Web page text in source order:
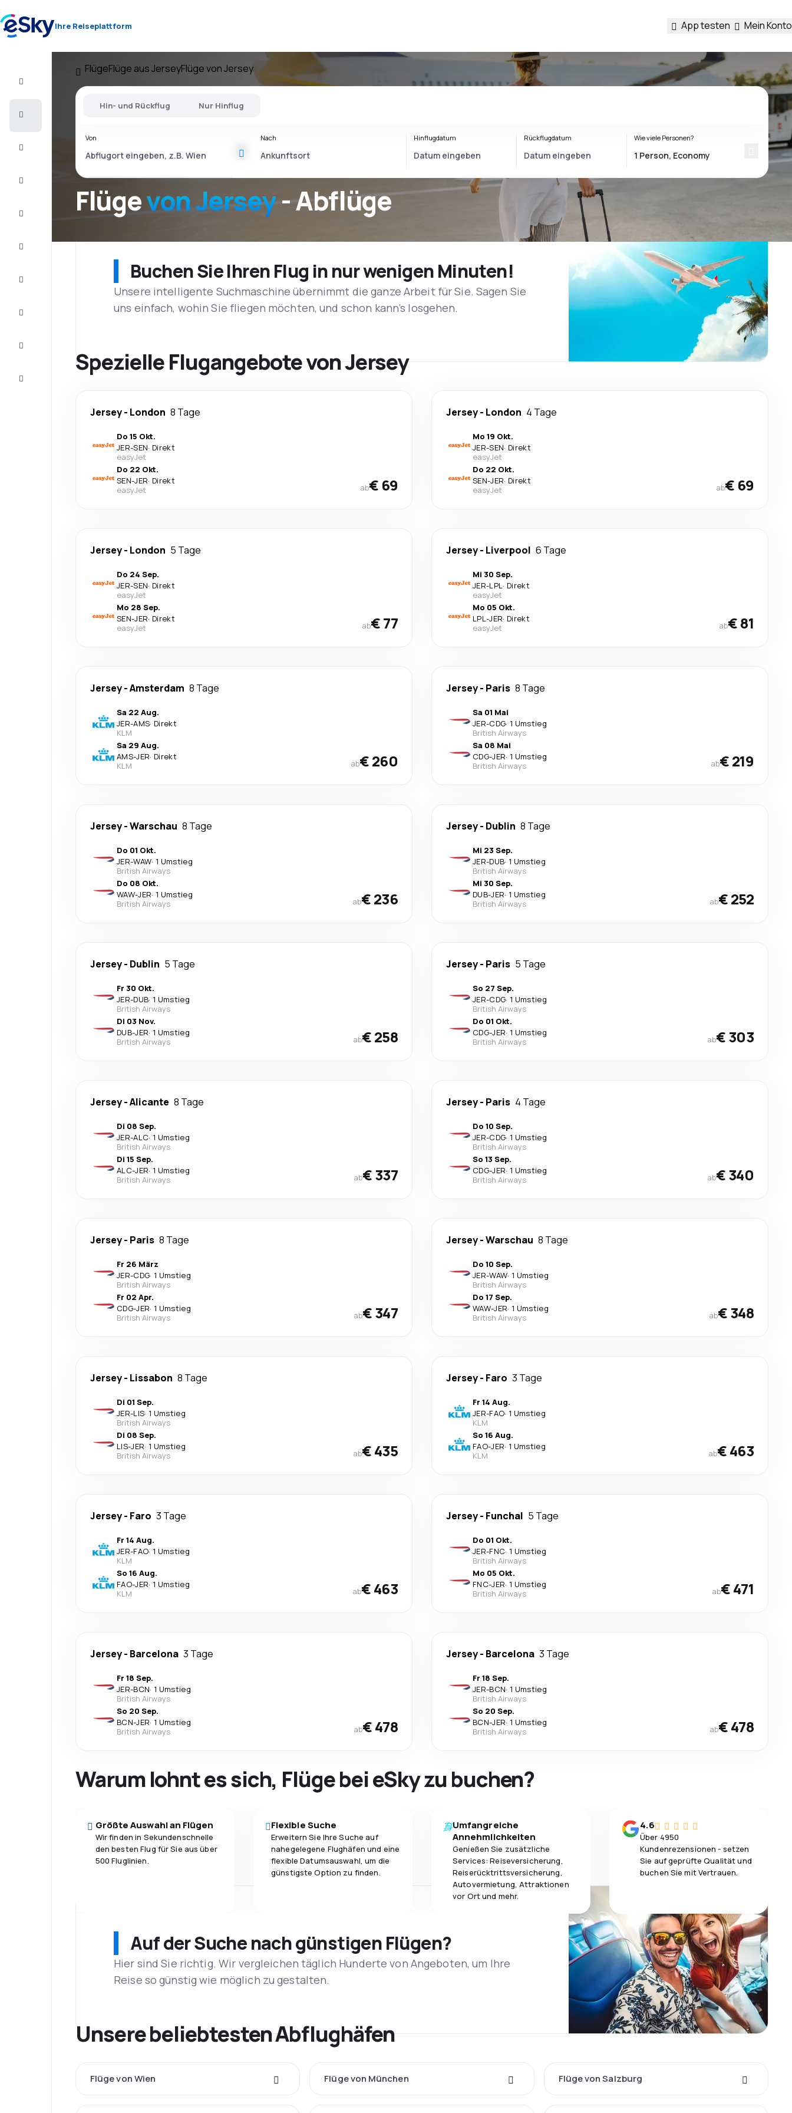
Ihre Reiseplattform App testen Mein Konto
FlügeFlüge aus JerseyFlüge von Jersey
Flügevon Jersey- Abflüge
Hin- und Rückflug Nur Hinflug
Von Nach Hinflugdatum Rückflugdatum Wie viele Personen?
Buchen Sie Ihren Flug in nur wenigen Minuten!
Unsere intelligente Suchmaschine übernimmt die ganze Arbeit für Sie. Sagen Sie
uns einfach, wohin Sie fliegen möchten, und schon kann’s losgehen.
Spezielle Flugangebote von Jersey
Jersey- London 8 Tage
Do 15 Okt.
JER-SEN· Direkt
easyJet
Do 22 Okt.
SEN-JER· Direkt
easyJet
ab€ 69
Jersey- London 4 Tage
Mo 19 Okt.
JER-SEN· Direkt
easyJet
Do 22 Okt.
SEN-JER· Direkt
easyJet
ab€ 69
Jersey- London 5 Tage
Do 24 Sep.
JER-SEN· Direkt
easyJet
Mo 28 Sep.
SEN-JER· Direkt
easyJet
ab€ 77
Jersey- Liverpool 6 Tage
Mi 30 Sep.
JER-LPL· Direkt
easyJet
Mo 05 Okt.
LPL-JER· Direkt
easyJet
ab€ 81
Jersey-Amsterdam 8 Tage
Sa 22 Aug.
JER-AMS· Direkt
KLM
Sa 29 Aug.
AMS-JER· Direkt
KLM
ab€ 260
Jersey- Paris 8 Tage
Sa 01 Mai
JER-CDG· 1 Umstieg
British Airways
Sa 08 Mai
CDG-JER· 1 Umstieg
British Airways
ab€ 219
Jersey-Warschau 8 Tage
Do 01 Okt.
JER-WAW· 1 Umstieg
British Airways
Do 08 Okt.
WAW-JER· 1 Umstieg
British Airways
ab€ 236
Jersey- Dublin 8 Tage
Mi 23 Sep.
JER-DUB· 1 Umstieg
British Airways
Mi 30 Sep.
DUB-JER· 1 Umstieg
British Airways
ab€ 252
Jersey- Dublin 5 Tage
Fr 30 Okt.
JER-DUB· 1 Umstieg
British Airways
Di 03 Nov.
DUB-JER· 1 Umstieg
British Airways
ab€ 258
Jersey- Paris 5 Tage
So 27 Sep.
JER-CDG· 1 Umstieg
British Airways
Do 01 Okt.
CDG-JER· 1 Umstieg
British Airways
ab€ 303
Jersey-Alicante 8 Tage
Di 08 Sep.
JER-ALC· 1 Umstieg
British Airways
Di 15 Sep.
ALC-JER· 1 Umstieg
British Airways
ab€ 337
Jersey- Paris 4 Tage
Do 10 Sep.
JER-CDG· 1 Umstieg
British Airways
So 13 Sep.
CDG-JER· 1 Umstieg
British Airways
ab€ 340
Jersey- Paris 8 Tage
Fr 26 März
JER-CDG· 1 Umstieg
British Airways
Fr 02 Apr.
CDG-JER· 1 Umstieg
British Airways
ab€ 347
Jersey-Warschau 8 Tage
Do 10 Sep.
JER-WAW· 1 Umstieg
British Airways
Do 17 Sep.
WAW-JER· 1 Umstieg
British Airways
ab€ 348
Jersey- Lissabon 8 Tage
Di 01 Sep.
JER-LIS· 1 Umstieg
British Airways
Di 08 Sep.
LIS-JER· 1 Umstieg
British Airways
ab€ 435
Jersey- Faro 3 Tage
Fr 14 Aug.
JER-FAO· 1 Umstieg
KLM
So 16 Aug.
FAO-JER· 1 Umstieg
KLM
ab€ 463
Jersey- Faro 3 Tage
Fr 14 Aug.
JER-FAO· 1 Umstieg
KLM
So 16 Aug.
FAO-JER· 1 Umstieg
KLM
ab€ 463
Jersey- Funchal 5 Tage
Do 01 Okt.
JER-FNC· 1 Umstieg
British Airways
Mo 05 Okt.
FNC-JER· 1 Umstieg
British Airways
ab€ 471
Jersey- Barcelona 3 Tage
Fr 18 Sep.
JER-BCN· 1 Umstieg
British Airways
So 20 Sep.
BCN-JER· 1 Umstieg
British Airways
ab€ 478
Jersey- Barcelona 3 Tage
Fr 18 Sep.
JER-BCN· 1 Umstieg
British Airways
So 20 Sep.
BCN-JER· 1 Umstieg
British Airways
ab€ 478
Warum lohnt es sich, Flüge bei eSky zu buchen?
Größte Auswahl an Flügen
Wir finden in Sekundenschnelle
den besten Flug für Sie aus über
500 Fluglinien.
Flexible Suche
Erweitern Sie Ihre Suche auf
nahegelegene Flughäfen und eine
flexible Datumsauswahl, um die
günstigste Option zu finden.
Umfangreiche
Annehmlichkeiten
Genießen Sie zusätzliche
Services: Reiseversicherung,
Reiserücktrittsversicherung,
Autovermietung, Attraktionen
vor Ort und mehr.
4.6
Über 4950
Kundenrezensionen - setzen
Sie auf geprüfte Qualität und
buchen Sie mit Vertrauen.
Auf der Suche nach günstigen Flügen?
Hier sind Sie richtig. Wir vergleichen täglich Hunderte von Angeboten, um Ihre
Reise so günstig wie möglich zu gestalten.
Unsere beliebtesten Abflughäfen
Flüge von Wien Flüge von München Flüge von Salzburg